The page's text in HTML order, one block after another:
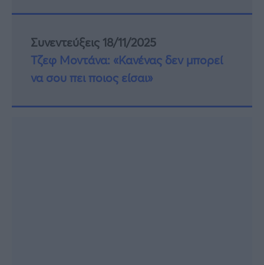
Συνεντεύξεις 18/11/2025
Τζεφ Μοντάνα: «Κανένας δεν μπορεί
να σου πει ποιος είσαι»